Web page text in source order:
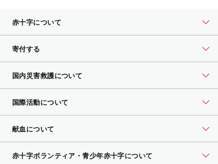
赤十字について
寄付する
国内災害救護について
国際活動について
献血について
赤十字ボランティア・青少年赤十字について